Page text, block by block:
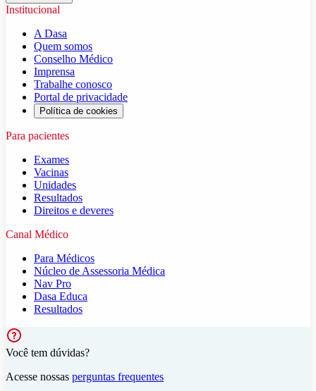
Institucional
A Dasa
Quem somos
Conselho Médico
Imprensa
Trabalhe conosco
Portal de privacidade
Política de cookies
Para pacientes
Exames
Vacinas
Unidades
Resultados
Direitos e deveres
Canal Médico
Para Médicos
Núcleo de Assessoria Médica
Nav Pro
Dasa Educa
Resultados
Você tem dúvidas?
Acesse nossas perguntas frequentes